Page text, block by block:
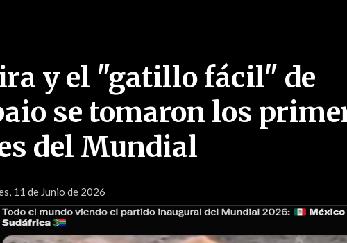
y el "gatillo fácil" de
se tomaron los
del Mundial
11 de Junio de 2026